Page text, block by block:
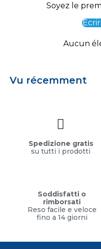
Soyez le
Aucun
Vu récemment
Spedizione gratis
su tutti i prodotti
Soddisfatti o
rimborsati
Reso facile e veloce
fino a 14 giorni